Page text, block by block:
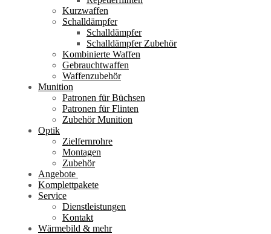
Kurzwaffen
Schalldämpfer
Schalldämpfer
Schalldämpfer Zubehör
Kombinierte Waffen
Gebrauchtwaffen
Waffenzubehör
Munition
Patronen für Büchsen
Patronen für Flinten
Zubehör Munition
Optik
Zielfernrohre
Montagen
Zubehör
Angebote
Komplettpakete
Service
Dienstleistungen
Kontakt
Wärmebild & mehr